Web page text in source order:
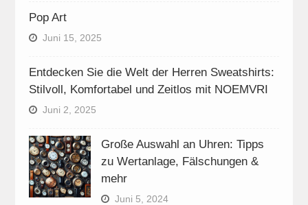
Pop Art
Juni 15, 2025
Entdecken Sie die Welt der Herren Sweatshirts:
Stilvoll, Komfortabel und Zeitlos mit NOEMVRI
Juni 2, 2025
Große Auswahl an Uhren: Tipps
zu Wertanlage, Fälschungen &
mehr
Juni 5, 2024